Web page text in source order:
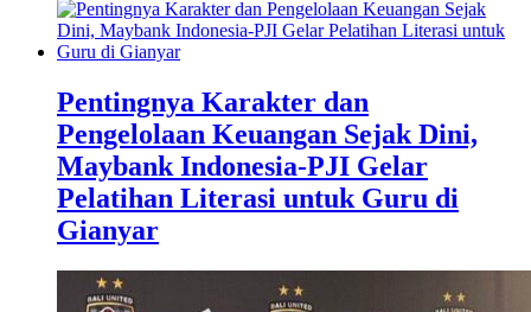
Pentingnya Karakter dan
Pengelolaan Keuangan Sejak Dini,
Maybank Indonesia-PJI Gelar
Pelatihan Literasi untuk Guru di
Gianyar